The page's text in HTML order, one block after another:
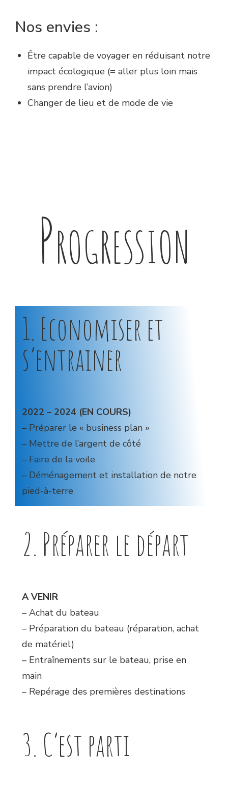
Nos envies :
Être capable de voyager en réduisant notre
impact écologique (= aller plus loin mais
sans prendre l’avion)
Changer de lieu et de mode de vie
Progression
1. Economiser et
s’entrainer
2022 – 2024 (EN COURS)
– Préparer le « business plan »
– Mettre de l’argent de côté
– Faire de la voile
– Déménagement et installation de notre
pied-à-terre
2. Préparer le départ
A VENIR
– Achat du bateau
– Préparation du bateau (réparation, achat
de matériel)
– Entraînements sur le bateau, prise en
main
– Repérage des premières destinations
3. C’est parti